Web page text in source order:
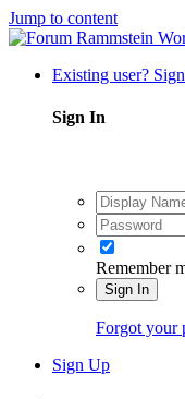
Jump to content
Existing user?
Sign In
Remember
Sign In
Forgot your
Sign Up